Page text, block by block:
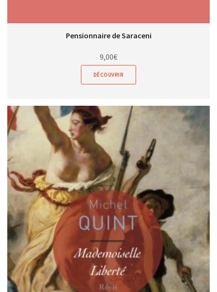
Pensionnaire de Saraceni
9,00€
DÉCOUVRIR